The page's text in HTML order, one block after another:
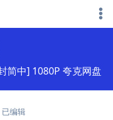
简中] 1080P 夸克网盘
已编辑